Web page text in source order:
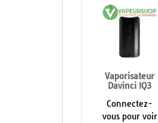
Vaporisateur
Davinci IQ3
Connectez-
vous pour voir